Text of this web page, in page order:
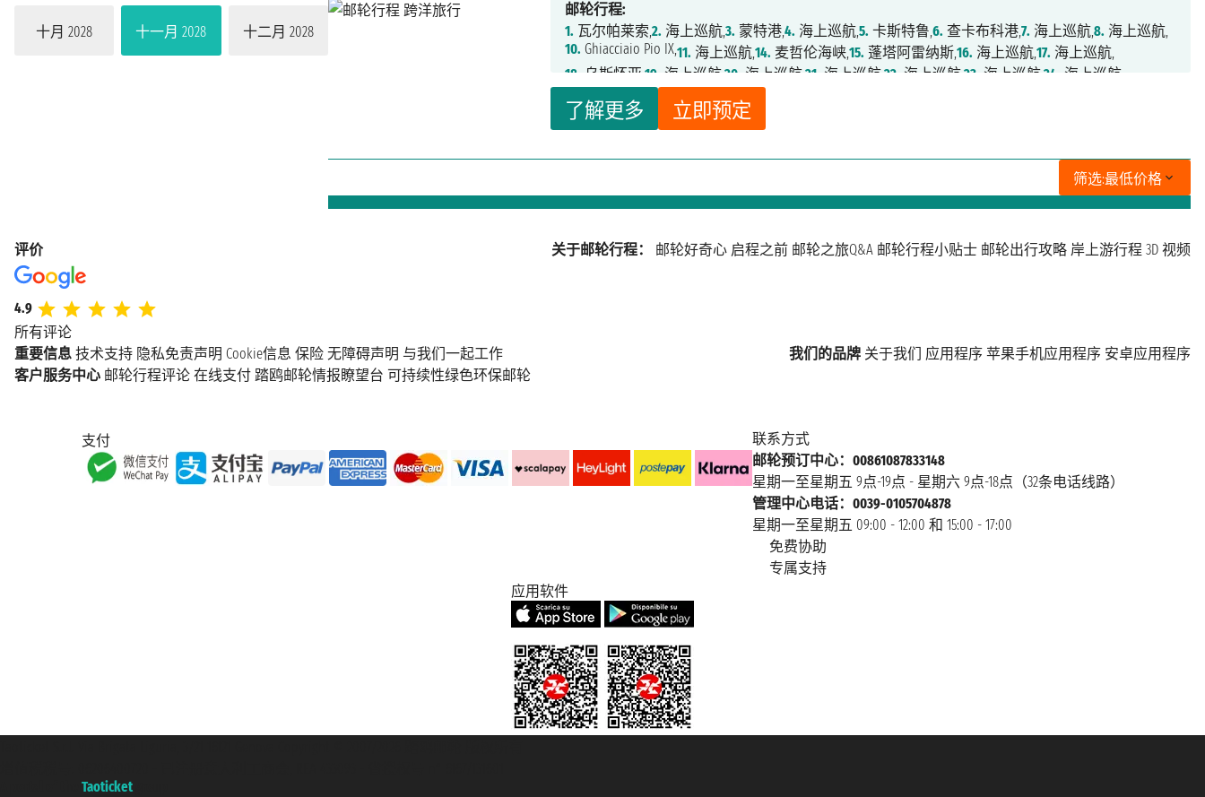
十月 2028 十一月 2028 十二月 2028
了解更多 立即预定
邮轮行程:
1. 瓦尔帕莱索,2. 海上巡航,3. 蒙特港,4. 海上巡航,5. 卡斯特鲁,6. 查卡布科港,7. 海上巡航,8. 海上巡航,
10. Ghiacciaio Pio IX,11. 海上巡航,14. 麦哲伦海峡,15. 蓬塔阿雷纳斯,16. 海上巡航,17. 海上巡航,
18. 乌斯怀亚,19. 海上巡航,20. 海上巡航,21. 海上巡航,22. 海上巡航,23. 海上巡航,24. 海上巡航,
海上巡航, 海上巡航, 27.海上巡航,
32. 海上巡航, 海上巡航,34.蒙德维的亚,
45.Tristan da Cunha,46.海上巡航,47.海上巡航,48.海上巡航,49.海上巡航,50.海上巡航,51.海上巡航,
莫塞尔湾,
筛选:最低价格
评价
4.9
所有评论
关于邮轮行程： 邮轮好奇心 启程之前 邮轮之旅Q&A 邮轮行程小贴士 邮轮出行攻略 岸上游行程 3D 视频
重要信息 技术支持 隐私免责声明 Cookie信息 保险 无障碍声明 与我们一起工作 我们的品牌 关于我们 应用程序 苹果手机应用程序 安卓应用程序
客户服务中心 邮轮行程评论 在线支付 踏鸥邮轮情报瞭望台 可持续性绿色环保邮轮
支付
联系方式
邮轮预订中心：00861087833148
星期一至星期五 9点-19点 - 星期六 9点-18点（32条电话线路）
管理中心电话：0039-0105704878
星期一至星期五 09:00 - 12:00 和 15:00 - 17:00
免费协助
专属支持
应用软件
Taoticket